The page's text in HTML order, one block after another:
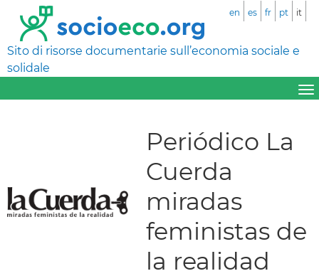
Sito di risorse documentarie sull’economia sociale e
solidale
en es fr pt it
Periódico La
Cuerda
miradas
feministas de
la realidad